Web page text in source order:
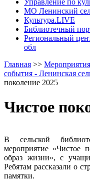
МО Ленинский
Культура.LIVE
Библиотечный
Региональный
обл
Главная >>
события - Ленинская
поколение 2025
Чистое
В сельской
мероприятие «Чистое
образ жизни», с
Ребятам рассказали о
памятки.